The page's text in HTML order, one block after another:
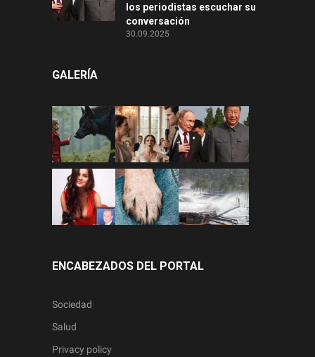
los periodistas escuchar su
conversación
30.09.2025
GALERÍA
ENCABEZADOS DEL PORTAL
Sociedad
Salud
Privacy policy